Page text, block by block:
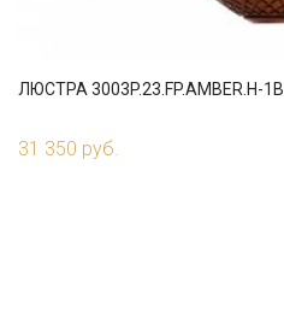
ЛЮСТРА 3003P.23.FP.AMBER.H-1B
31 350 руб.